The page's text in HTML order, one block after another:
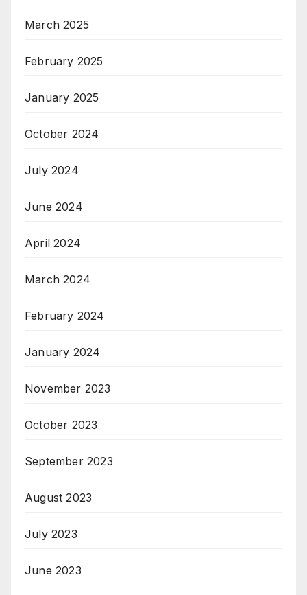
March 2025
February 2025
January 2025
October 2024
July 2024
June 2024
April 2024
March 2024
February 2024
January 2024
November 2023
October 2023
September 2023
August 2023
July 2023
June 2023